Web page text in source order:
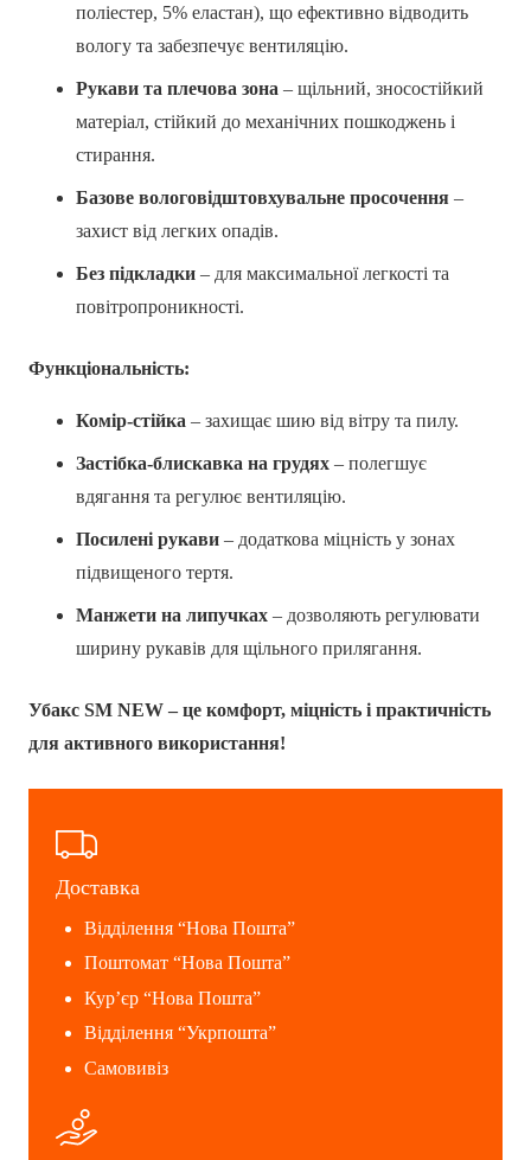
поліестер, 5% еластан), що ефективно відводить
вологу та забезпечує вентиляцію.
Рукави та плечова зона – щільний, зносостійкий
матеріал, стійкий до механічних пошкоджень і
стирання.
Базове вологовідштовхувальне просочення –
захист від легких опадів.
Без підкладки – для максимальної легкості та
повітропроникності.
Функціональність:
Комір-стійка – захищає шию від вітру та пилу.
Застібка-блискавка на грудях – полегшує
вдягання та регулює вентиляцію.
Посилені рукави – додаткова міцність у зонах
підвищеного тертя.
Манжети на липучках – дозволяють регулювати
ширину рукавів для щільного прилягання.
Убакс SM NEW – це комфорт, міцність і практичність
для активного використання!
Доставка
Відділення “Нова Пошта”
Поштомат “Нова Пошта”
Кур’єр “Нова Пошта”
Відділення “Укрпошта”
Самовивіз